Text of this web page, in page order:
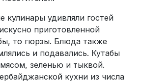
кулинары удивляли гостей
приготовленной
то гюрзы. Блюда также
и подавались. Кутабы
мясом, зеленью и тыквой.
кухни из числа